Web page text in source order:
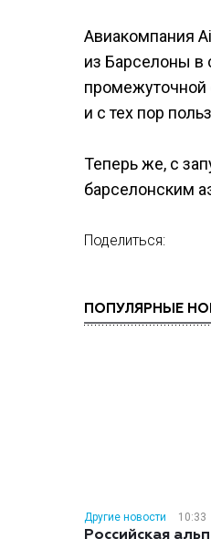
Авиакомпания
из Барселоны в
промежуточной
и с тех пор
Теперь же, с
барселонским
Поделиться:
ПОПУЛЯРНЫЕ
Другие новости 10:33
Российская